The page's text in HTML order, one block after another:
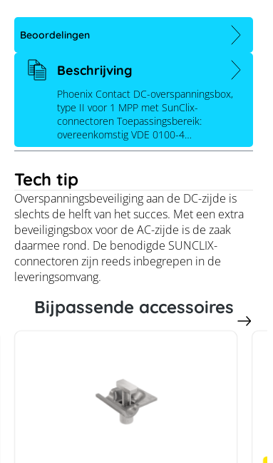
Phoenix Contact
overspanningsbeveiliging DC, type II, 1
MPP, SunClix
Tech tip
Overspanningsbeveiliging aan de DC-zijde is
slechts de helft van het succes. Met een extra
beveiligingsbox voor de AC-zijde is de zaak
daarmee rond. De benodigde SUNCLIX-
connectoren zijn reeds inbegrepen in de
leveringsomvang.
Beoordelingen
Beschrijving
Phoenix Contact DC-overspanningsbox,
type II voor 1 MPP met SunClix-
connectoren Toepassingsbereik:
overeenkomstig VDE 0100-4…
Bijpassende accessoires